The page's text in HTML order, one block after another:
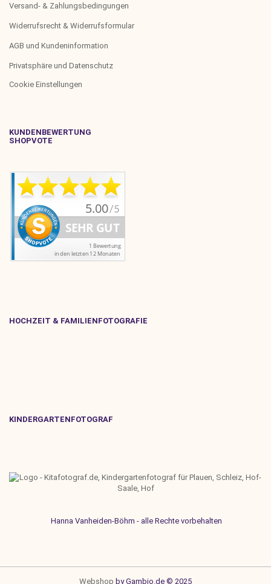
Versand- & Zahlungsbedingungen
Widerrufsrecht & Widerrufsformular
AGB und Kundeninformation
Privatsphäre und Datenschutz
Cookie Einstellungen
KUNDENBEWERTUNG
SHOPVOTE
HOCHZEIT & FAMILIENFOTOGRAFIE
KINDERGARTENFOTOGRAF
Hanna Vanheiden-Böhm - alle Rechte vorbehalten
Webshop by Gambio.de © 2025